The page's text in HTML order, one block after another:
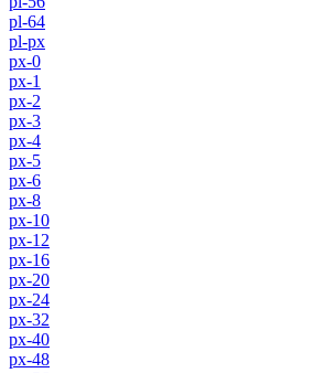
pl-64
pl-px
px-0
px-1
px-2
px-3
px-4
px-5
px-6
px-8
px-10
px-12
px-16
px-20
px-24
px-32
px-40
px-48